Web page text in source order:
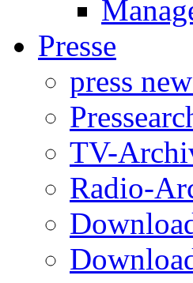
Presse
press
TV-
Radio-